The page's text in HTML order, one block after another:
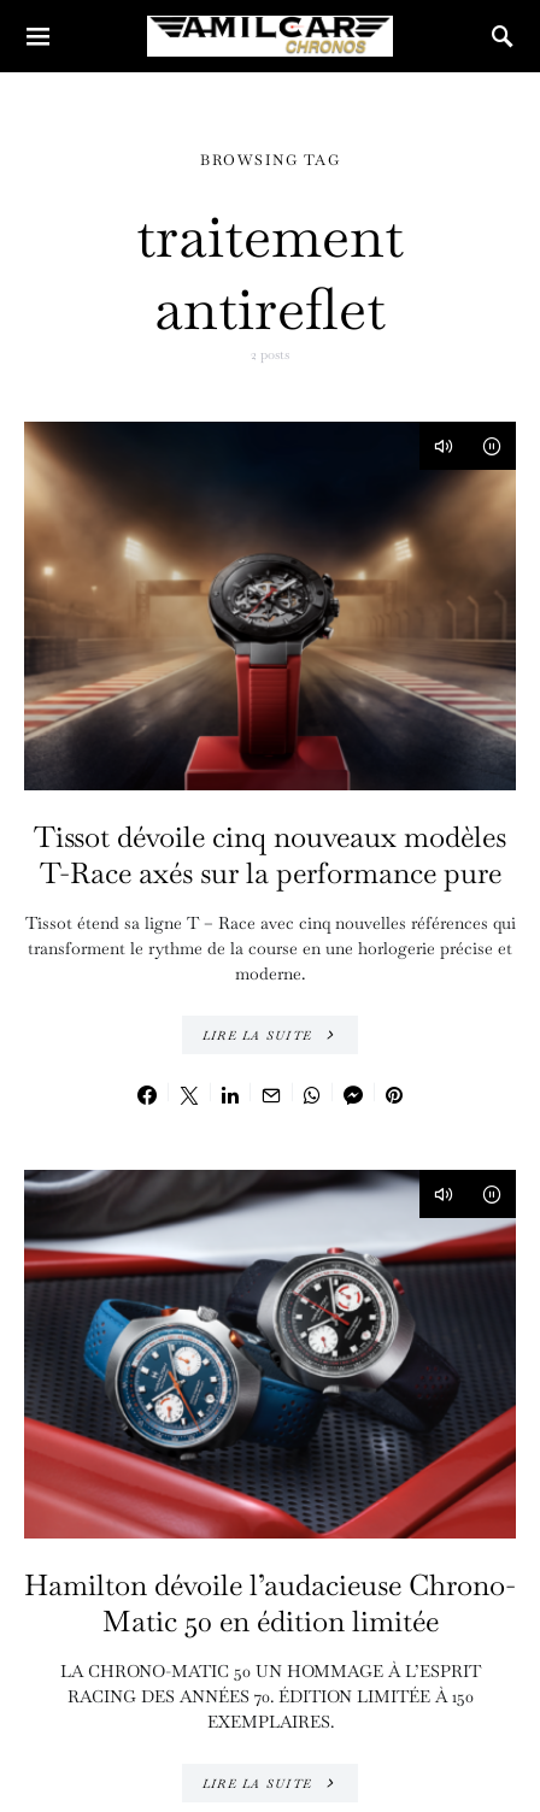
BROWSING TAG
traitement
antireflet
2 posts
Tissot dévoile cinq nouveaux modèles
T-Race axés sur la performance pure
Tissot étend sa ligne T – Race avec cinq nouvelles références qui
transforment le rythme de la course en une horlogerie précise et
moderne.
LIRE LA SUITE
Hamilton dévoile l’audacieuse Chrono-
Matic 50 en édition limitée
LA CHRONO-MATIC 50 UN HOMMAGE À L’ESPRIT
RACING DES ANNÉES 70. ÉDITION LIMITÉE À 150
EXEMPLAIRES.
LIRE LA SUITE